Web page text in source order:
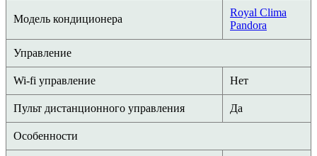
Модель кондиционера
Royal Clima
Pandora
Управление
Wi-fi управление Нет
Пульт дистанционного управления Да
Особенности